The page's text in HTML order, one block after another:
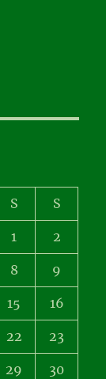
S S
1 2
8 9
15 16
22 23
29 30